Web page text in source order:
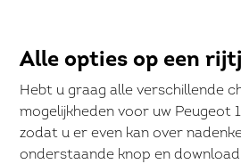
Alle opties op een
Hebt u graag alle verschillende
mogelijkheden voor uw Peugeot
zodat u er even kan over
onderstaande knop en